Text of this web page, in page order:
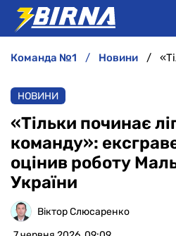
АНАЛІТИКА
ІНТЕРВ'Ю
РІЗНЕ
БУКМЕКЕРИ
команда №1 новини
НОВИНИ
«Тільки починає
команду»:
оцінив роботу
України
Віктор Слюсаренко